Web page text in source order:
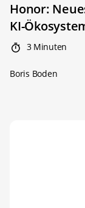
Honor:
KI-
3 Minuten
Boris Boden